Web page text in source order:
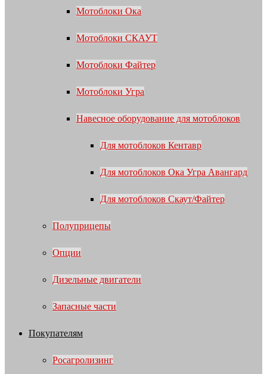
Мотоблоки Ока
Мотоблоки СКАУТ
Мотоблоки Файтер
Мотоблоки Угра
Навесное оборудование для мотоблоков
Для мотоблоков Кентавр
Для мотоблоков Ока Угра Авангард
Для мотоблоков Скаут/Файтер
Полуприцепы
Опции
Дизельные двигатели
Запасные части
Покупателям
Росагролизинг